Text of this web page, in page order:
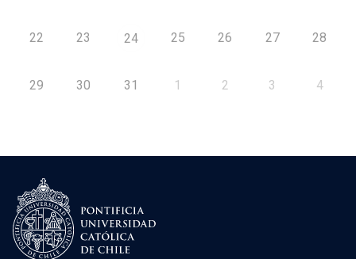
22 23 24 25 26 27 28
29 30 31 1 2 3 4